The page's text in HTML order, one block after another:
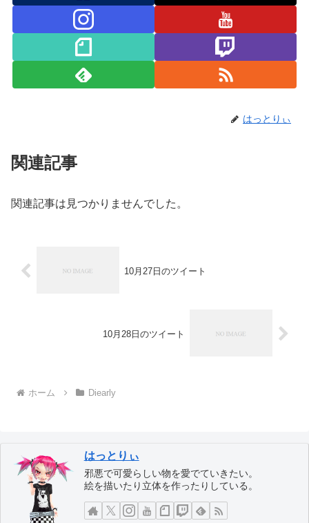
はっとりぃ
関連記事
関連記事は見つかりませんでした。
10月27日のツイート
10月28日のツイート
ホーム Diearly
はっとりぃ
邪悪で可愛らしい物を愛でていきたい。
絵を描いたり立体を作ったりしている。